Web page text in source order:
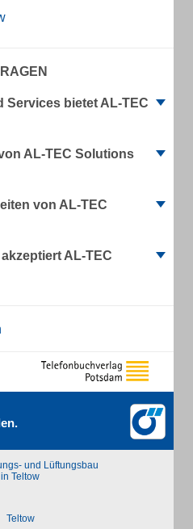
Services bietet AL-TEC
AL-TEC Solutions
von AL-TEC
AL-TEC
und Lüftungsbau
Teltow
Teltow